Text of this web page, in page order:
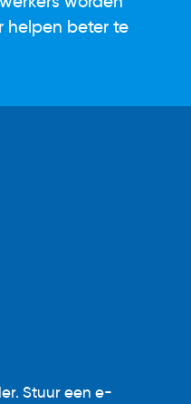
helpen beter te
Stuur een e-